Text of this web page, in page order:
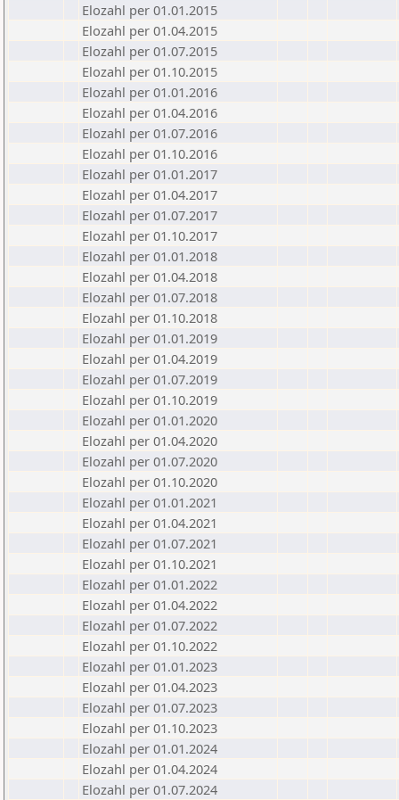
Elozahl per 01.01.2015
Elozahl per 01.04.2015
Elozahl per 01.07.2015
Elozahl per 01.10.2015
Elozahl per 01.01.2016
Elozahl per 01.04.2016
Elozahl per 01.07.2016
Elozahl per 01.10.2016
Elozahl per 01.01.2017
Elozahl per 01.04.2017
Elozahl per 01.07.2017
Elozahl per 01.10.2017
Elozahl per 01.01.2018
Elozahl per 01.04.2018
Elozahl per 01.07.2018
Elozahl per 01.10.2018
Elozahl per 01.01.2019
Elozahl per 01.04.2019
Elozahl per 01.07.2019
Elozahl per 01.10.2019
Elozahl per 01.01.2020
Elozahl per 01.04.2020
Elozahl per 01.07.2020
Elozahl per 01.10.2020
Elozahl per 01.01.2021
Elozahl per 01.04.2021
Elozahl per 01.07.2021
Elozahl per 01.10.2021
Elozahl per 01.01.2022
Elozahl per 01.04.2022
Elozahl per 01.07.2022
Elozahl per 01.10.2022
Elozahl per 01.01.2023
Elozahl per 01.04.2023
Elozahl per 01.07.2023
Elozahl per 01.10.2023
Elozahl per 01.01.2024
Elozahl per 01.04.2024
Elozahl per 01.07.2024